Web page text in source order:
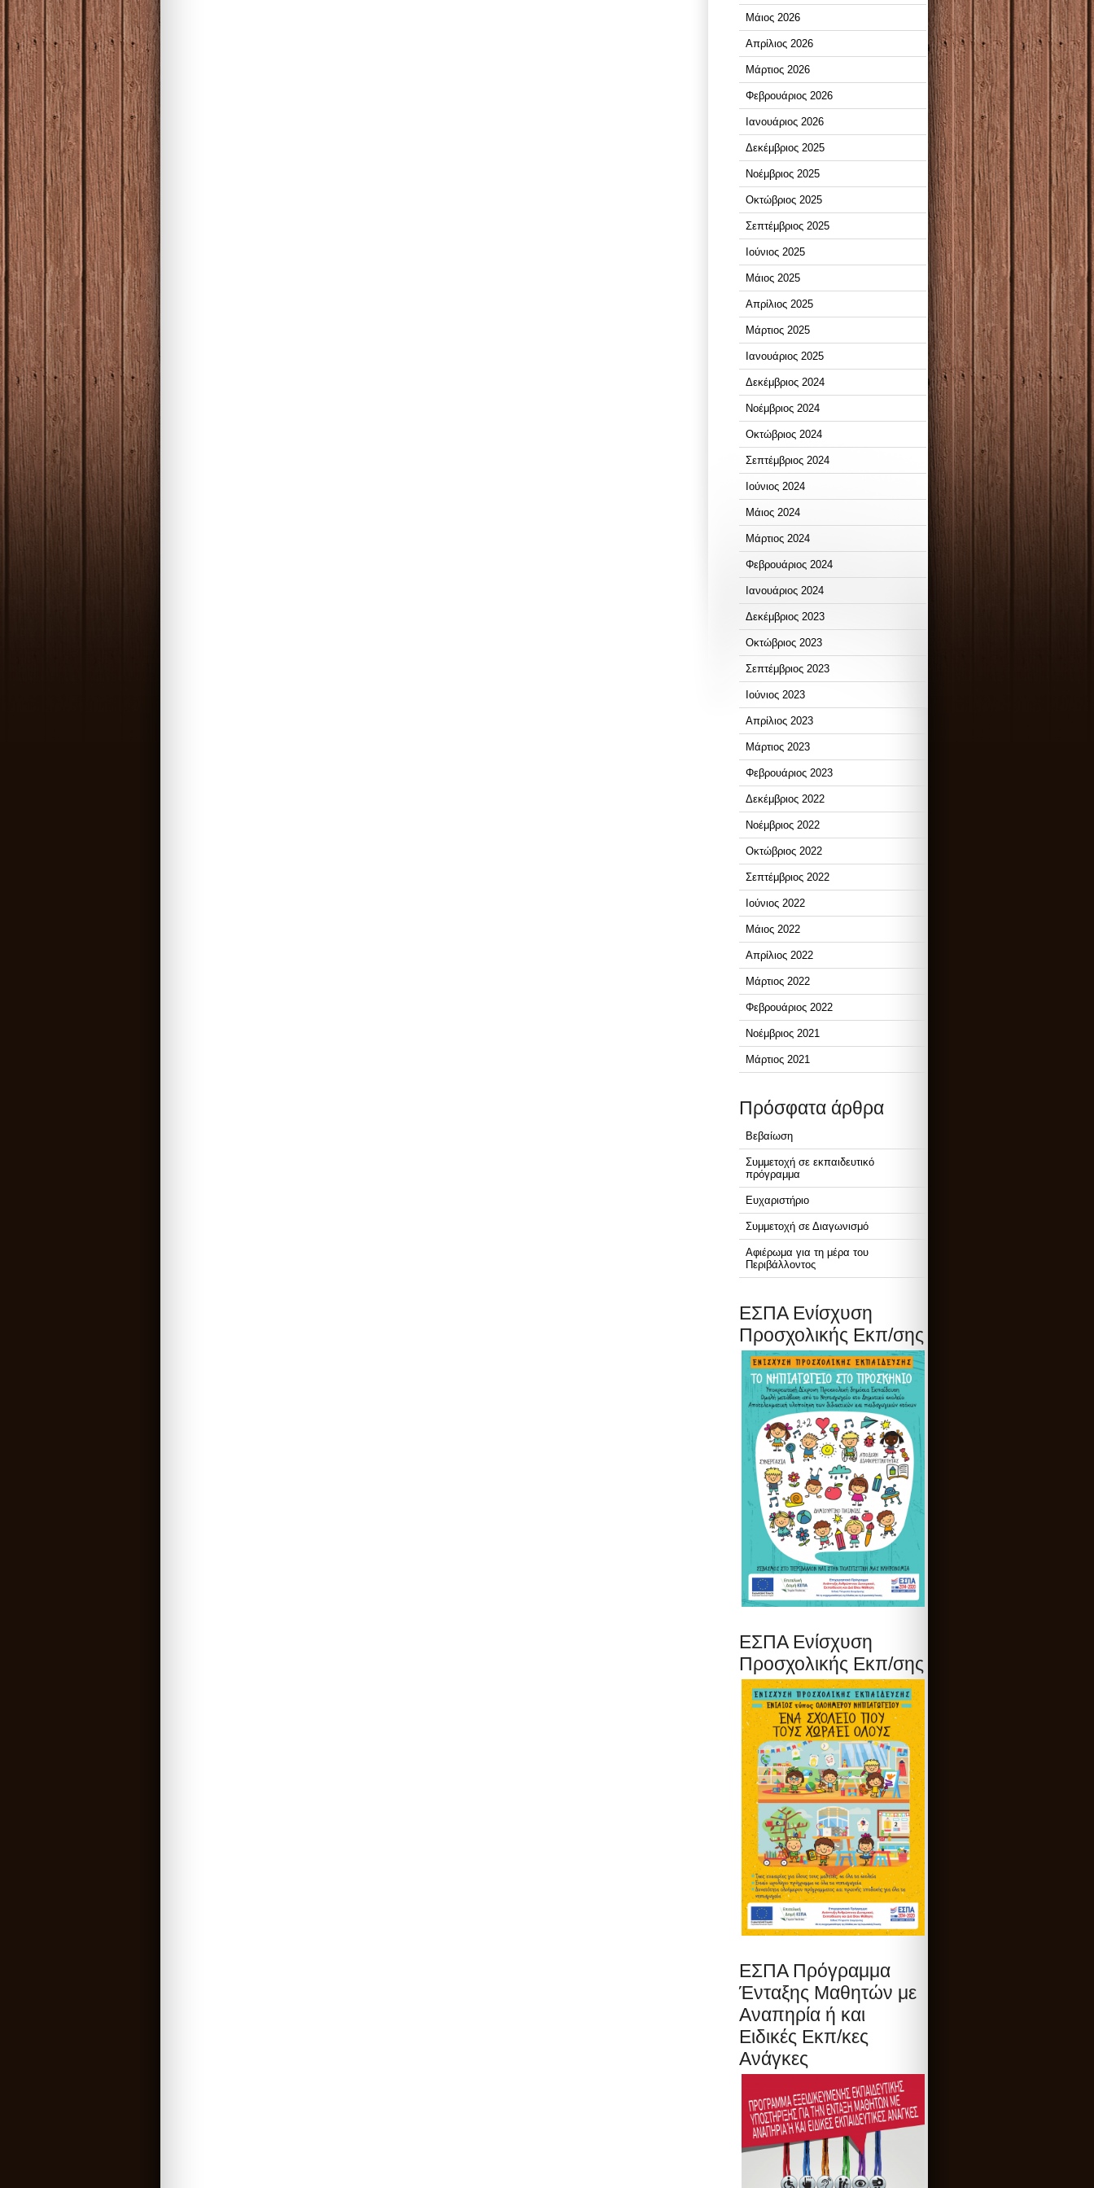
Μάιος 2026
Απρίλιος 2026
Μάρτιος 2026
Φεβρουάριος 2026
Ιανουάριος 2026
Δεκέμβριος 2025
Νοέμβριος 2025
Οκτώβριος 2025
Σεπτέμβριος 2025
Ιούνιος 2025
Μάιος 2025
Απρίλιος 2025
Μάρτιος 2025
Ιανουάριος 2025
Δεκέμβριος 2024
Νοέμβριος 2024
Οκτώβριος 2024
Σεπτέμβριος 2024
Ιούνιος 2024
Μάιος 2024
Μάρτιος 2024
Φεβρουάριος 2024
Ιανουάριος 2024
Δεκέμβριος 2023
Οκτώβριος 2023
Σεπτέμβριος 2023
Ιούνιος 2023
Απρίλιος 2023
Μάρτιος 2023
Φεβρουάριος 2023
Δεκέμβριος 2022
Νοέμβριος 2022
Οκτώβριος 2022
Σεπτέμβριος 2022
Ιούνιος 2022
Μάιος 2022
Απρίλιος 2022
Μάρτιος 2022
Φεβρουάριος 2022
Νοέμβριος 2021
Μάρτιος 2021
Πρόσφατα άρθρα
Βεβαίωση
Συμμετοχή σε εκπαιδευτικό
πρόγραμμα
Ευχαριστήριο
Συμμετοχή σε Διαγωνισμό
Αφιέρωμα για τη μέρα του
Περιβάλλοντος
ΕΣΠΑ Ενίσχυση
Προσχολικής Εκπ/σης
ΕΣΠΑ Ενίσχυση
Προσχολικής Εκπ/σης
ΕΣΠΑ Πρόγραμμα
Ένταξης Μαθητών με
Αναπηρία ή και
Ειδικές Εκπ/κες
Ανάγκες